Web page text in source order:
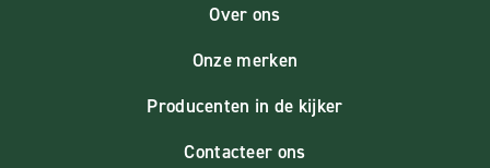
Over ons
Onze merken
Producenten in de kijker
Contacteer ons